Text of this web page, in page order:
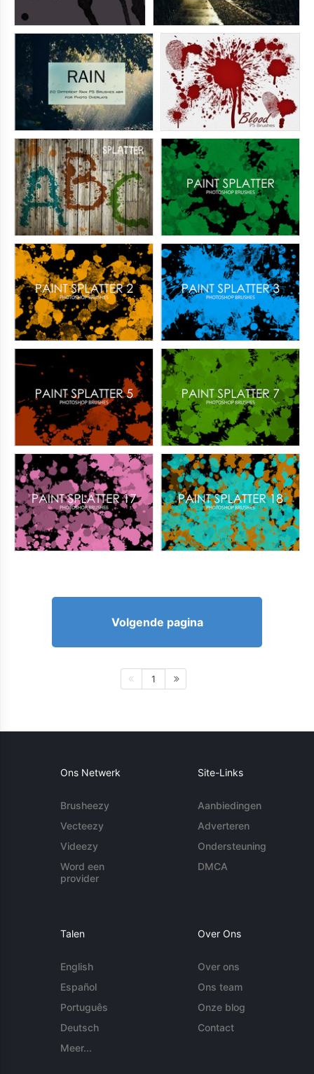
Volgende pagina
1
Ons Netwerk
Brusheezy
Vecteezy
Videezy
Word een
provider
Site-Links
Aanbiedingen
Adverteren
Ondersteuning
DMCA
Talen
English
Español
Português
Deutsch
Meer...
Over Ons
Over ons
Ons team
Onze blog
Contact